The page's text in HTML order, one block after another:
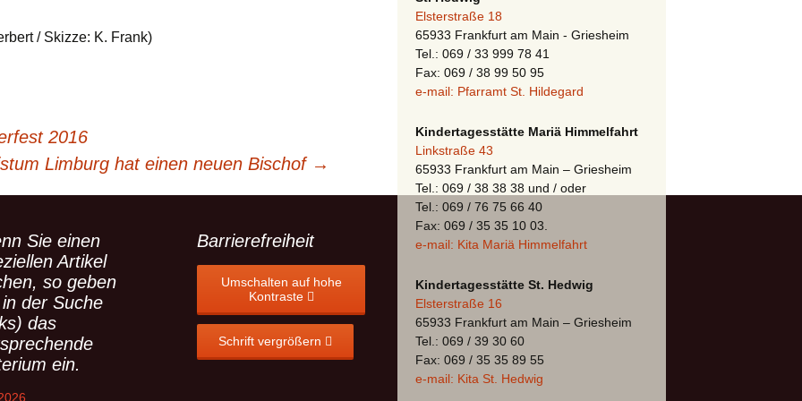
/ Skizze: K. Frank)
2016
Limburg hat einen neuen Bischof →
Elsterstraße 18
65933 Frankfurt am Main - Griesheim
Tel.: 069 / 33 999 78 41
Fax: 069 / 38 99 50 95
e-mail: Pfarramt St. Hildegard
Kindertagesstätte Mariä Himmelfahrt
Linkstraße 43
65933 Frankfurt am Main – Griesheim
Tel.: 069 / 38 38 38 und / oder
Tel.: 069 / 76 75 66 40
Fax: 069 / 35 35 10 03.
e-mail: Kita Mariä Himmelfahrt
Kindertagesstätte St. Hedwig
Elsterstraße 16
65933 Frankfurt am Main – Griesheim
Tel.: 069 / 39 30 60
Fax: 069 / 35 35 89 55
e-mail: Kita St. Hedwig
Sie einen
Artikel
so geben
der Suche
das
ein.
Barrierefreiheit
Umschalten auf hohe
Kontraste
Schrift vergrößern